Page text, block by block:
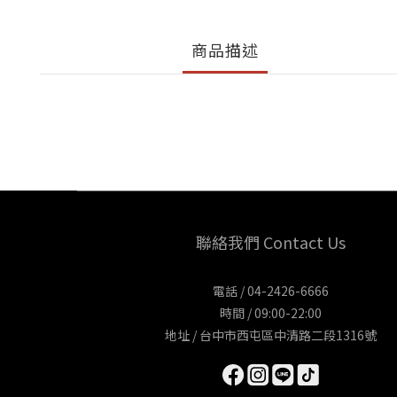
商品描述
聯絡我們 Contact Us
電話 / 04-2426-6666
時間 / 09:00-22:00
地址 / 台中市西屯區中清路二段1316號